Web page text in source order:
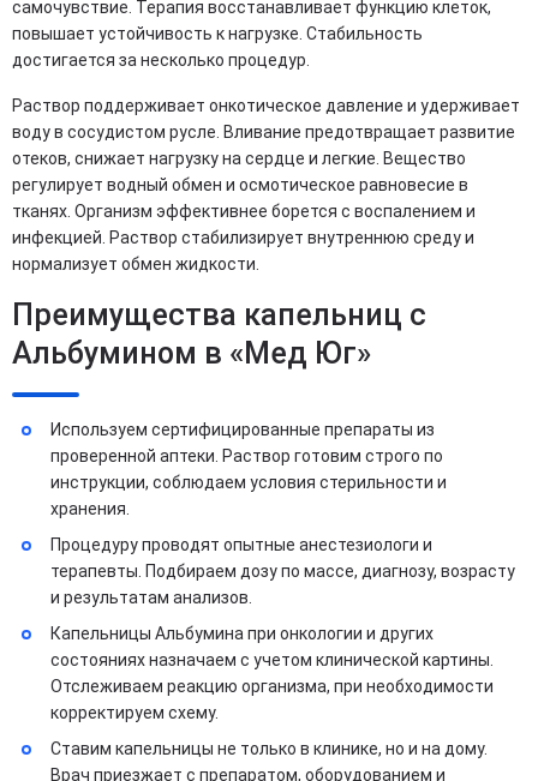
самочувствие. Терапия восстанавливает функцию клеток,
повышает устойчивость к нагрузке. Стабильность
достигается за несколько процедур.
Раствор поддерживает онкотическое давление и удерживает
воду в сосудистом русле. Вливание предотвращает развитие
отеков, снижает нагрузку на сердце и легкие. Вещество
регулирует водный обмен и осмотическое равновесие в
тканях. Организм эффективнее борется с воспалением и
инфекцией. Раствор стабилизирует внутреннюю среду и
нормализует обмен жидкости.
Преимущества капельниц с
Альбумином в «Мед Юг»
Используем сертифицированные препараты из
проверенной аптеки. Раствор готовим строго по
инструкции, соблюдаем условия стерильности и
хранения.
Процедуру проводят опытные анестезиологи и
терапевты. Подбираем дозу по массе, диагнозу, возрасту
и результатам анализов.
Капельницы Альбумина при онкологии и других
состояниях назначаем с учетом клинической картины.
Отслеживаем реакцию организма, при необходимости
корректируем схему.
Ставим капельницы не только в клинике, но и на дому.
Врач приезжает с препаратом, оборудованием и